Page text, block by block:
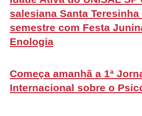
salesiana Santa
semestre com Festa
Enologia
Começa amanhã a 1ª
Internacional sobre o